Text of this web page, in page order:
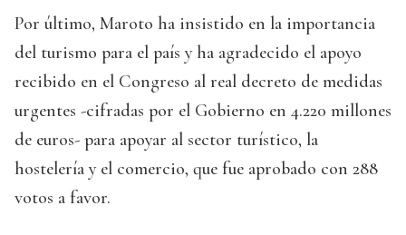
Por último, Maroto ha insistido en la importancia
del turismo para el país y ha agradecido el apoyo
recibido en el Congreso al real decreto de medidas
urgentes -cifradas por el Gobierno en 4.220 millones
de euros- para apoyar al sector turístico, la
hostelería y el comercio, que fue aprobado con 288
votos a favor.